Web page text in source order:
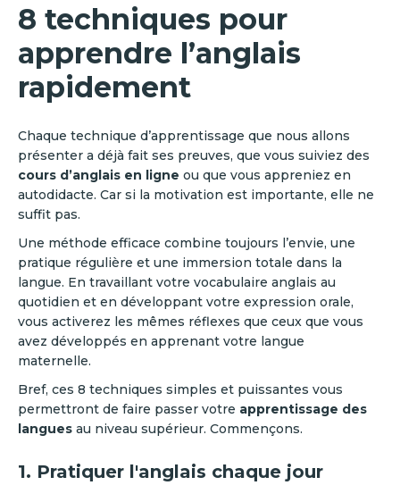
8 techniques pour
apprendre l’anglais
rapidement
Chaque technique d’apprentissage que nous allons
présenter a déjà fait ses preuves, que vous suiviez des
cours d’anglais en ligne ou que vous appreniez en
autodidacte. Car si la motivation est importante, elle ne
suffit pas.
Une méthode efficace combine toujours l’envie, une
pratique régulière et une immersion totale dans la
langue. En travaillant votre vocabulaire anglais au
quotidien et en développant votre expression orale,
vous activerez les mêmes réflexes que ceux que vous
avez développés en apprenant votre langue
maternelle.
Bref, ces 8 techniques simples et puissantes vous
permettront de faire passer votre apprentissage des
langues au niveau supérieur. Commençons.
1. Pratiquer l'anglais chaque jour